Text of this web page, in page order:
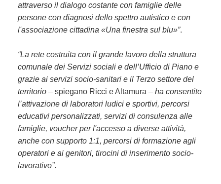
attraverso il dialogo costante con famiglie delle
persone con diagnosi dello spettro autistico e con
l'associazione cittadina «Una finestra sul blu»”.
“La rete costruita con il grande lavoro della struttura
comunale dei Servizi sociali e dell’Ufficio di Piano e
grazie ai servizi socio-sanitari e il Terzo settore del
territorio – spiegano Ricci e Altamura – ha consentito
l’attivazione di laboratori ludici e sportivi, percorsi
educativi personalizzati, servizi di consulenza alle
famiglie, voucher per l'accesso a diverse attività,
anche con supporto 1:1, percorsi di formazione agli
operatori e ai genitori, tirocini di inserimento socio-
lavorativo”.